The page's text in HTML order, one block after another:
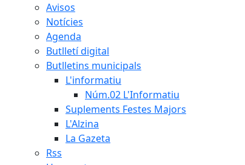
Avisos
Notícies
Agenda
Butlletí digital
Butlletins municipals
L'informatiu
Núm.02 L'Informatiu
Suplements Festes Majors
L'Alzina
La Gazeta
Rss